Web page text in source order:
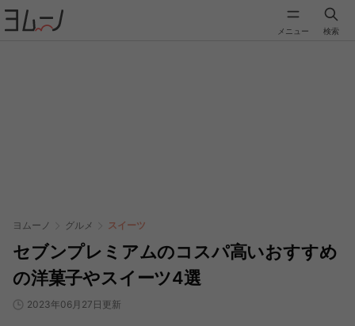
メニュー 検索
ヨムーノ グルメ スイーツ
セブンプレミアムのコスパ高いおすすめ
の洋菓子やスイーツ4選
2023年06月27日更新